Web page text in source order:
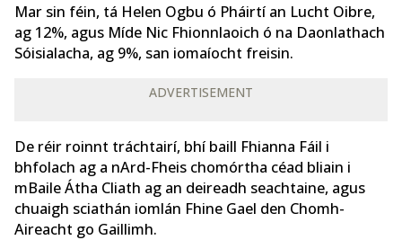
Mar sin féin, tá Helen Ogbu ó Pháirtí an Lucht Oibre,
ag 12%, agus Míde Nic Fhionnlaoich ó na Daonlathach
Sóisialacha, ag 9%, san iomaíocht freisin.
ADVERTISEMENT
De réir roinnt tráchtairí, bhí baill Fhianna Fáil i
bhfolach ag a nArd-Fheis chomórtha céad bliain i
mBaile Átha Cliath ag an deireadh seachtaine, agus
chuaigh sciathán iomlán Fhine Gael den Chomh-
Aireacht go Gaillimh.